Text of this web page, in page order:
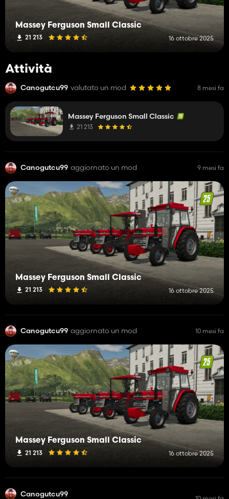
Massey Ferguson Small Classic
21 213 16 ottobre 2025
Attività
Canogutcu99 valutato un mod 8 mesi fa
Massey Ferguson Small Classic
21 213
Canogutcu99 aggiornato un mod 9 mesi fa
Massey Ferguson Small Classic
21 213 16 ottobre 2025
Canogutcu99 aggiornato un mod 10 mesi fa
Massey Ferguson Small Classic
21 213 16 ottobre 2025
Canogutcu99